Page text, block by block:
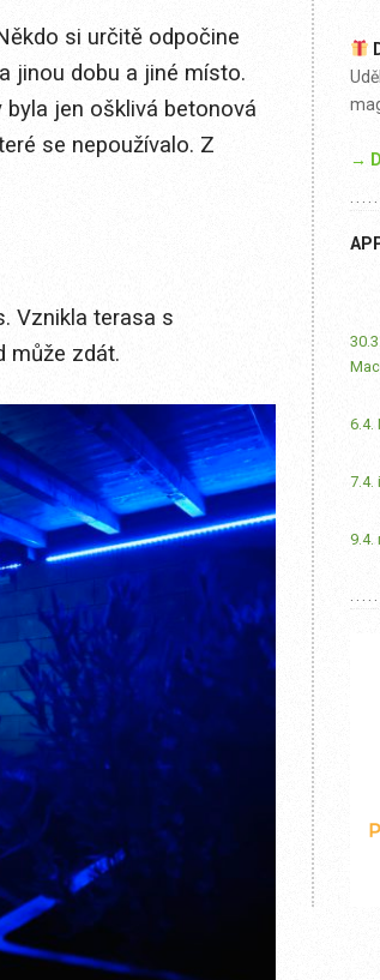
si určitě odpočine
jinou dobu a jiné místo.
byla jen ošklivá betonová
se nepoužívalo. Z
Vznikla terasa s
může zdát.
→
6.4.
7.4.
9.4.